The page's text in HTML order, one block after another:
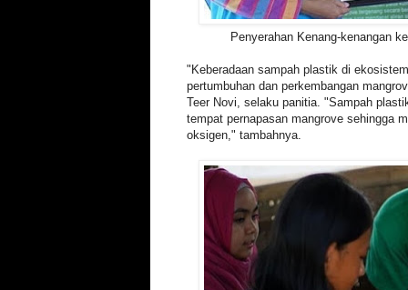
Penyerahan Kenang-kenangan
"Keberadaan sampah plastik di
pertumbuhan dan perkembangan
Teer Novi, selaku panitia. "Sampah
tempat pernapasan mangrove sehingga
oksigen," tambahnya.